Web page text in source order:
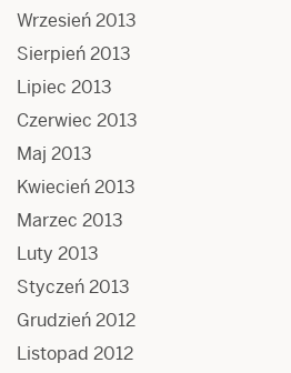
Wrzesień 2013
Sierpień 2013
Lipiec 2013
Czerwiec 2013
Maj 2013
Kwiecień 2013
Marzec 2013
Luty 2013
Styczeń 2013
Grudzień 2012
Listopad 2012